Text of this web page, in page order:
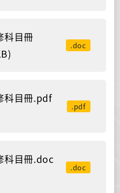
科目冊
.doc
科目冊.pdf
.pdf
科目冊.doc
.doc